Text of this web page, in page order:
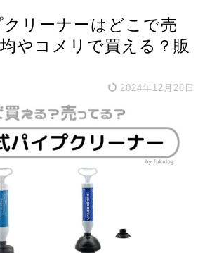
リーナーはどこで売
やコメリで買える？販
2024年12月28日